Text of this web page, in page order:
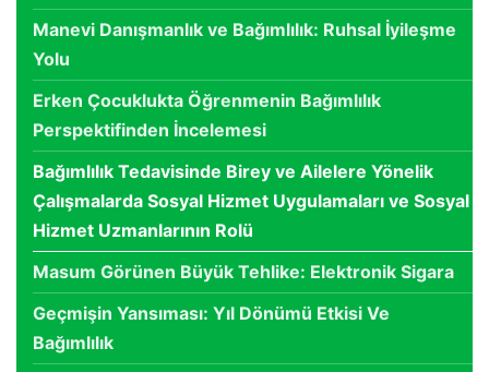
Manevi Danışmanlık ve Bağımlılık: Ruhsal İyileşme
Yolu
Erken Çocuklukta Öğrenmenin Bağımlılık
Perspektifinden İncelemesi
Bağımlılık Tedavisinde Birey ve Ailelere Yönelik
Çalışmalarda Sosyal Hizmet Uygulamaları ve Sosyal
Hizmet Uzmanlarının Rolü
Masum Görünen Büyük Tehlike: Elektronik Sigara
Geçmişin Yansıması: Yıl Dönümü Etkisi Ve
Bağımlılık